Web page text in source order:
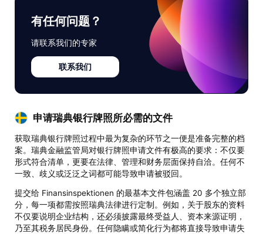
有任何问题？
请联系我们的专家
联系我们
申请瑞典银行牌照所必需的文件
获取瑞典银行牌照过程中最为复杂的环节之一便是准备完整的档
案。瑞典金融监管局对银行牌照申请文件有极高的要求：不仅要
形式符合清单，更要在法律、管理和财务层面保持自洽。任何不
一致、歧义或泛泛之词都可能导致申请被驳回。
提交给 Finansinspektionen 的最基本文件包涵盖 20 多个独立部
分，每一项都需按照瑞典法律进行定制。例如，关于股东的资料
不仅要说明企业结构，还必须披露最终受益人、资本来源证明，
乃至其税务居民身份。任何隐瞒或简化行为都将直接导致申请失